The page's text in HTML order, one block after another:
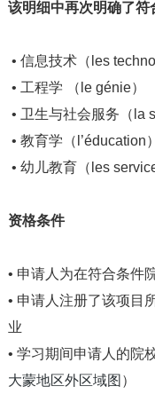
该明细中再次明确了符
• 信息技术（les
• 工程学 （le génie）
• 卫生与社会服务（la
• 教育学（l’éducation）
• 幼儿教育（les
资格条件
• 申请人为在符合条件
• 申请人 注册了该项目
业
• 学习期间申请人的院
大蒙地区外区域图 ）